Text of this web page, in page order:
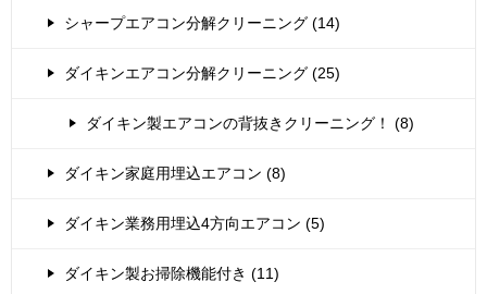
シャープエアコン分解クリーニング (14)
ダイキンエアコン分解クリーニング (25)
ダイキン製エアコンの背抜きクリーニング！ (8)
ダイキン家庭用埋込エアコン (8)
ダイキン業務用埋込4方向エアコン (5)
ダイキン製お掃除機能付き (11)